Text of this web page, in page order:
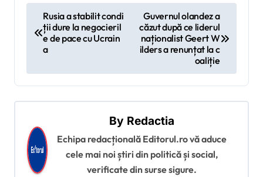
i
g
r
e
î
Rusia a stabilit condi
ții dure la negocieril
e de pace cu Ucrain
a
Guvernul olandez a
căzut după ce liderul
naționalist Geert W
ilders a renunțat la c
oaliție
By Redactia
Echipa redacțională Editorul.ro vă aduce
cele mai noi știri din politică și social,
verificate din surse sigure.